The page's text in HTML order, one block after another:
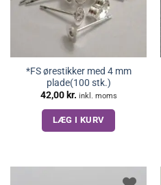
*FS ørestikker med 4 mm
plade(100 stk.)
42,00 kr. inkl. moms
LÆG I KURV